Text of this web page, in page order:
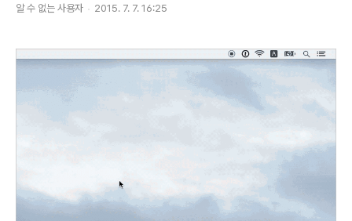
알 수 없는 사용자 2015. 7. 7. 16:25